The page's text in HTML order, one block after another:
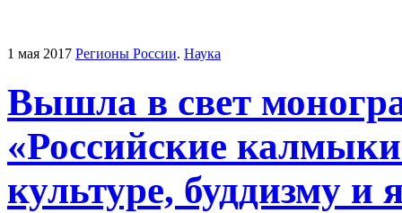
1 мая 2017 Регионы России. Наука
Вышла в свет
«Российские
культуре, буддизму и